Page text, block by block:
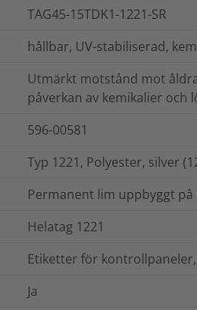
TAG45-15TDK1-1221-SR
hållbar, UV-stabiliserad,
Utmärkt motstånd mot
påverkan av kemikalier och
596-00581
Typ 1221, Polyester, silver
Permanent lim uppbyggt på
Helatag 1221
Etiketter för
Ja